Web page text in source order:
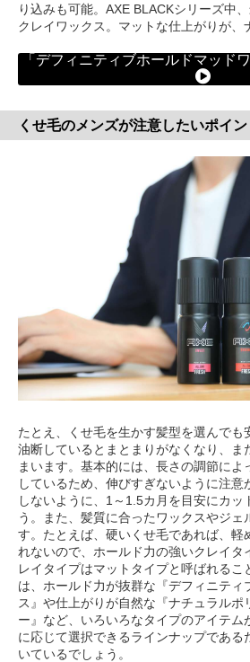
り込みも可能。AXE BLACKシリーズ中
クレイワックス。マットな仕上がりが、
「デフィニティブホールドマッド
くせ毛のメンズが注意したいポイン
たとえ、くせ毛を生かす髪型を選んでも
油断しているとまとまりがなくなり、ま
まいます。基本的には、長さの調節によ
しているため、伸びすぎないように注意
しないように、1～1.5カ月を目安にカッ
う。また、髪質に合ったワックスやジェ
す。たとえば、硬いくせ毛であれば、軽
れないので、ホールド力の強いクレイタ
レイタイプはマットタイプと呼ばれるこ
は、ホールド力が抜群な『デフィニティ
ス』や仕上がりが自然な『ナチュラルポ
ー』など、いろいろなタイプのアイテム
に応じて選択できるラインナップである
いているでしょう。